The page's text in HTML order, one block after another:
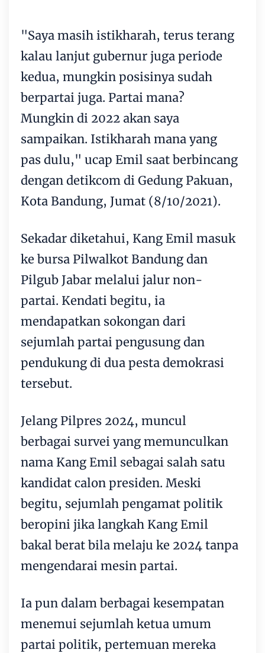
"Saya masih istikharah, terus terang
kalau lanjut gubernur juga periode
kedua, mungkin posisinya sudah
berpartai juga. Partai mana?
Mungkin di 2022 akan saya
sampaikan. Istikharah mana yang
pas dulu," ucap Emil saat berbincang
dengan detikcom di Gedung Pakuan,
Kota Bandung, Jumat (8/10/2021).
Sekadar diketahui, Kang Emil masuk
ke bursa Pilwalkot Bandung dan
Pilgub Jabar melalui jalur non-
partai. Kendati begitu, ia
mendapatkan sokongan dari
sejumlah partai pengusung dan
pendukung di dua pesta demokrasi
tersebut.
Jelang Pilpres 2024, muncul
berbagai survei yang memunculkan
nama Kang Emil sebagai salah satu
kandidat calon presiden. Meski
begitu, sejumlah pengamat politik
beropini jika langkah Kang Emil
bakal berat bila melaju ke 2024 tanpa
mengendarai mesin partai.
Ia pun dalam berbagai kesempatan
menemui sejumlah ketua umum
partai politik, pertemuan mereka